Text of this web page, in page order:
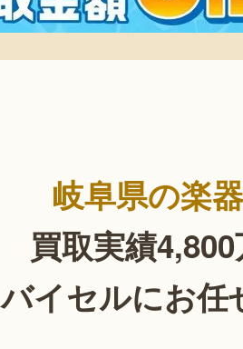
岐阜県の楽
買取実績
バイセルにお任